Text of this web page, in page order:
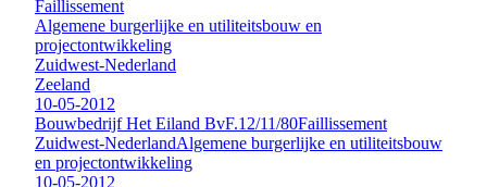
Faillissement
Algemene burgerlijke en utiliteitsbouw en
projectontwikkeling
Zuidwest-Nederland
Zeeland
10-05-2012
Bouwbedrijf Het Eiland BvF.12/11/80Faillissement
Zuidwest-NederlandAlgemene burgerlijke en utiliteitsbouw
en projectontwikkeling
10-05-2012